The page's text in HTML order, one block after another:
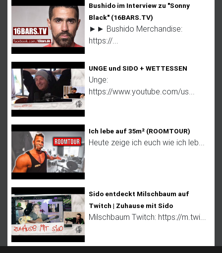
Bushido im Interview zu "Sonny
Black" (16BARS.TV)
►► Bushido Merchandise:
https://...
UNGE und SIDO + WETTESSEN
Unge:
https://www.youtube.com/us...
Ich lebe auf 35m² (ROOMTOUR)
Heute zeige ich euch wie ich leb...
Sido entdeckt Milschbaum auf
Twitch | Zuhause mit Sido
Milschbaum Twitch: https://m.twi...